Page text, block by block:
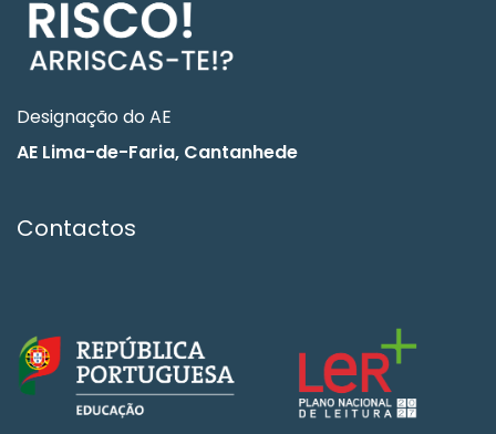
Designação do AE
AE Lima-de-Faria, Cantanhede
Contactos